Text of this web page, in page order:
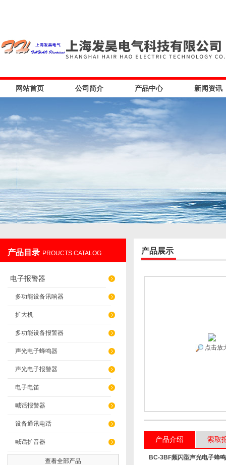
网站首页 公司简介 产品中心 新闻资讯
产品目录 PROUCTS CATALOG
电子报警器
多功能设备讯响器
扩大机
多功能设备报警器
声光电子蜂鸣器
声光电子报警器
电子电笛
喊话报警器
设备通讯电话
喊话扩音器
查看全部产品
产品展示
点击放
产品介绍 索取
BC-3BF频闪型声光电子蜂